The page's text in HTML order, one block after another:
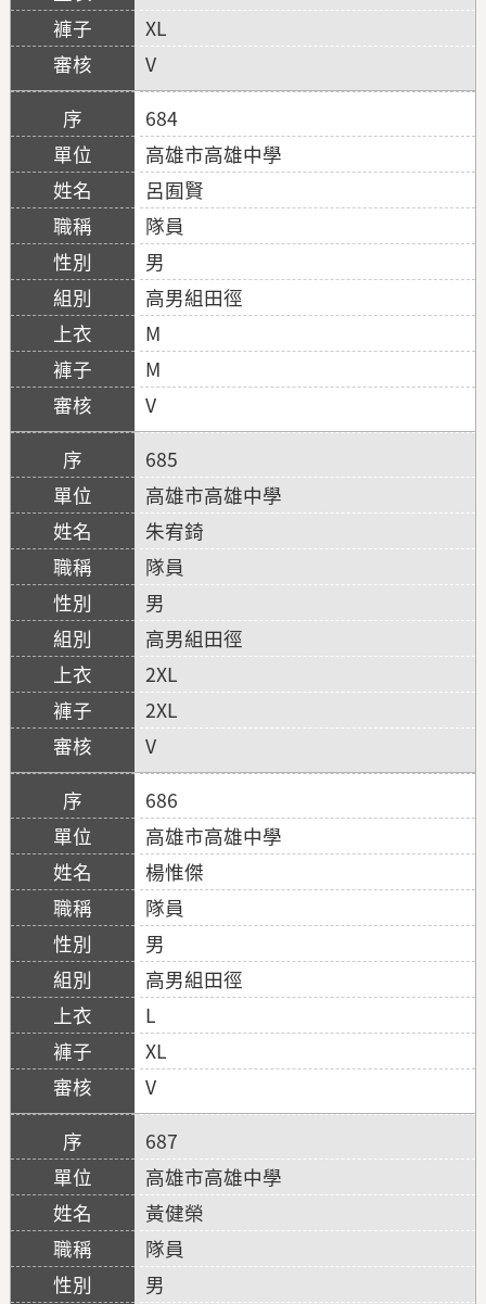
XL
V
684
高雄市高雄中學
呂囿賢
隊員
男
高男組田徑
M
M
V
685
高雄市高雄中學
朱宥錡
隊員
男
高男組田徑
2XL
2XL
V
686
高雄市高雄中學
楊惟傑
隊員
男
高男組田徑
L
XL
V
687
高雄市高雄中學
黃健榮
隊員
男